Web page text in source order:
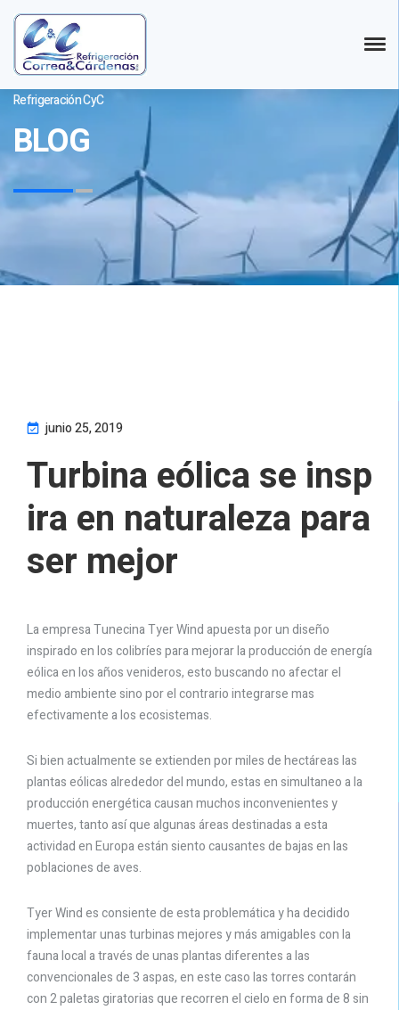
Refrigeración CyC
BLOG
junio 25, 2019
Turbina eólica se insp
ira en naturaleza para
ser mejor
La empresa Tunecina Tyer Wind apuesta por un diseño
inspirado en los colibríes para mejorar la producción de energía
eólica en los años venideros, esto buscando no afectar el
medio ambiente sino por el contrario integrarse mas
efectivamente a los ecosistemas.
Si bien actualmente se extienden por miles de hectáreas las
plantas eólicas alrededor del mundo, estas en simultaneo a la
producción energética causan muchos inconvenientes y
muertes, tanto así que algunas áreas destinadas a esta
actividad en Europa están siento causantes de bajas en las
poblaciones de aves.
Tyer Wind es consiente de esta problemática y ha decidido
implementar unas turbinas mejores y más amigables con la
fauna local a través de unas plantas diferentes a las
convencionales de 3 aspas, en este caso las torres contarán
con 2 paletas giratorias que recorren el cielo en forma de 8 sin